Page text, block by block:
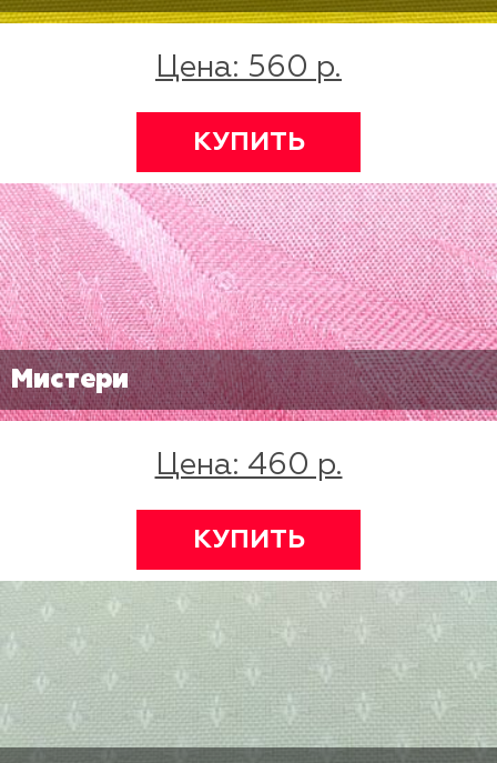
Цена: 560 р.
КУПИТЬ
Мистери
Цена: 460 р.
КУПИТЬ